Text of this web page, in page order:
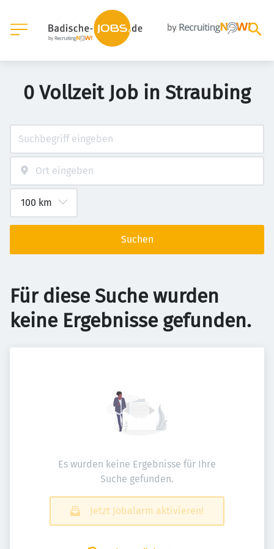
0 Vollzeit Job in Straubing
Suchen
Für diese Suche wurden
keine Ergebnisse gefunden.
Es wurden keine Ergebnisse für Ihre
Suche gefunden.
Jetzt Jobalarm aktivieren!